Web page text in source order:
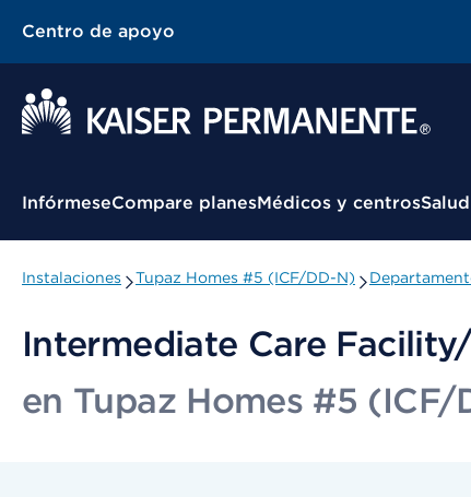
Centro de apoyo
Menú contextual
InfórmeseCompare planesMédicos y centros
Instalaciones Tupaz Homes #5 (ICF/DD-N)
Intermediate Care
en Tupaz Homes #5 (ICF/